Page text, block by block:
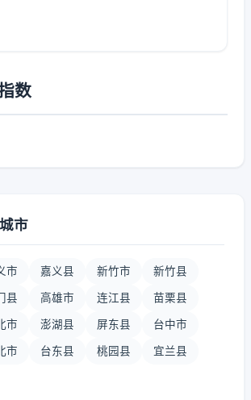
数
市
市 嘉义县 新竹市 新竹县
县 高雄市 连江县 苗栗县
市 澎湖县 屏东县 台中市
市 台东县 桃园县 宜兰县